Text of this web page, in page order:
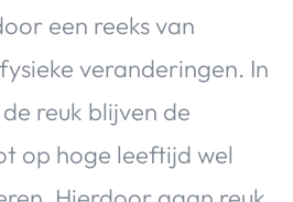
een reeks van
veranderingen. In
reuk blijven de
op hoge leeftijd wel